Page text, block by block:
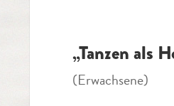
„Tanzen als
(Erwachsene)